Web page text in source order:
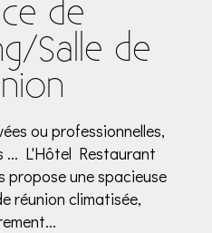
de
Salle de
ou professionnelles,
... L'Hôtel Restaurant
propose une spacieuse
réunion climatisée,